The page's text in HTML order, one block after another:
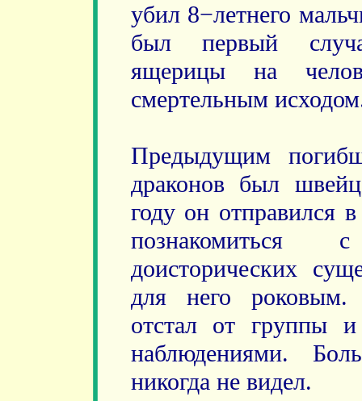
убил 8−летнего
был первый
ящерицы на
смертельным
Предыдущим
драконов был
году он отправился
познакомиться
доисторических
для него
отстал от группы и
наблюдениями.
никогда не видел.